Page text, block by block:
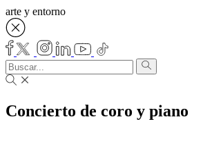
arte y entorno
Concierto de coro y piano